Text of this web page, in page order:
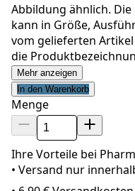
Abbildung ähnlich.
kann in Größe,
vom gelieferten
die
Mehr anzeigen
In den Warenkorb
Menge
Ihre Vorteile bei
• Versand nur